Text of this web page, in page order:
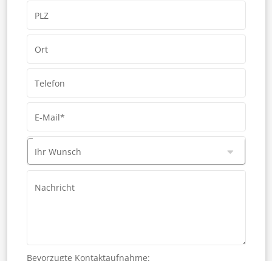
PLZ
Ort
Telefon
E-Mail*
Ihr Wunsch
Nachricht
Bevorzugte Kontaktaufnahme: